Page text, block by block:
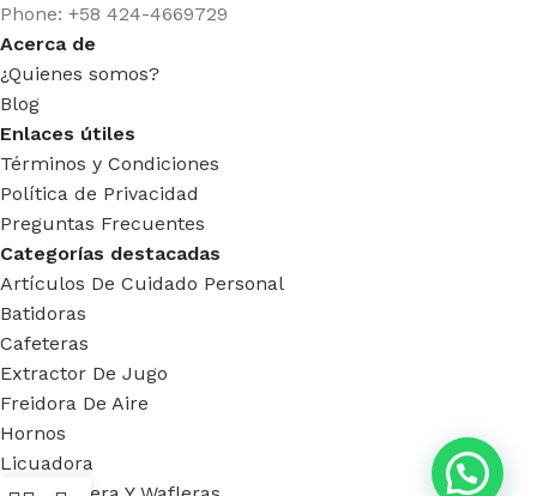
Phone: +58 424-4669729
Acerca de
¿Quienes somos?
Blog
Enlaces útiles
Términos y Condiciones
Política de Privacidad
Preguntas Frecuentes
Categorías destacadas
Artículos De Cuidado Personal
Batidoras
Cafeteras
Extractor De Jugo
Freidora De Aire
Hornos
Licuadora